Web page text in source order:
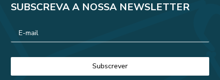
SUBSCREVA A NOSSA NEWSLETTER